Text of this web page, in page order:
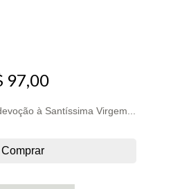
97,00
à Santíssima Virgem...